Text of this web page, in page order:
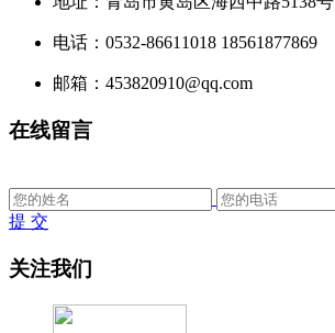
电话：0532-86611018 18561877869
邮箱：453820910@qq.com
在线留言
提 交
关注我们